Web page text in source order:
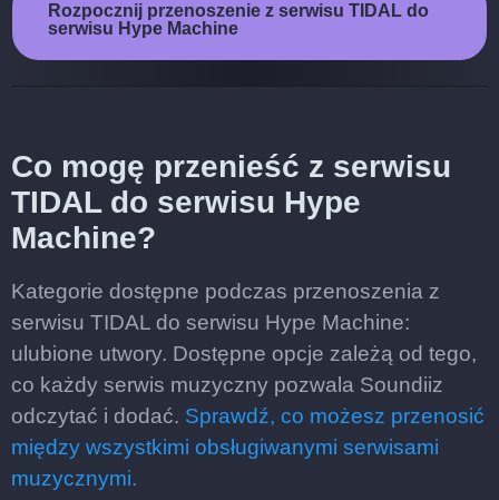
Rozpocznij przenoszenie z serwisu TIDAL do
serwisu Hype Machine
Co mogę przenieść z serwisu
TIDAL do serwisu Hype
Machine?
Kategorie dostępne podczas przenoszenia z
serwisu TIDAL do serwisu Hype Machine:
ulubione utwory. Dostępne opcje zależą od tego,
co każdy serwis muzyczny pozwala Soundiiz
odczytać i dodać. Sprawdź, co możesz przenosić
między wszystkimi obsługiwanymi serwisami
muzycznymi.